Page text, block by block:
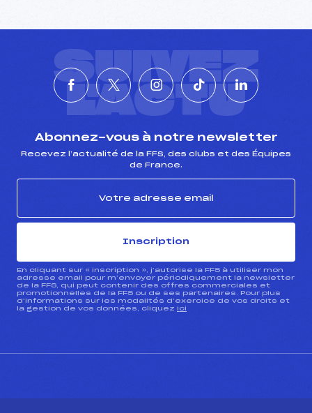
SUIVEZ
L'ACTU
Abonnez-vous à notre newsletter
Recevez l’actualité de la FFS, des clubs et des Équipes
de France.
Inscription
En cliquant sur « inscription », j’autorise la FFS à utiliser mon
adresse email pour m’envoyer périodiquement la newsletter
de la FFS, qui peut contenir des offres commerciales et
promotionnelles de la FFS ou de ses partenaires. Pour plus
d’informations sur les modalités d’exercice de vos droits et
la gestion de vos données, cliquez ici